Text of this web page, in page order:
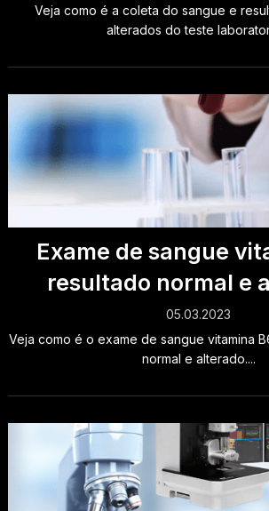
Veja como é a coleta do sangue e
alterados do teste
Exame de sangue
resultado normal e
05.03.2023
Veja como é o exame de sangue vitamina
normal e alterado....